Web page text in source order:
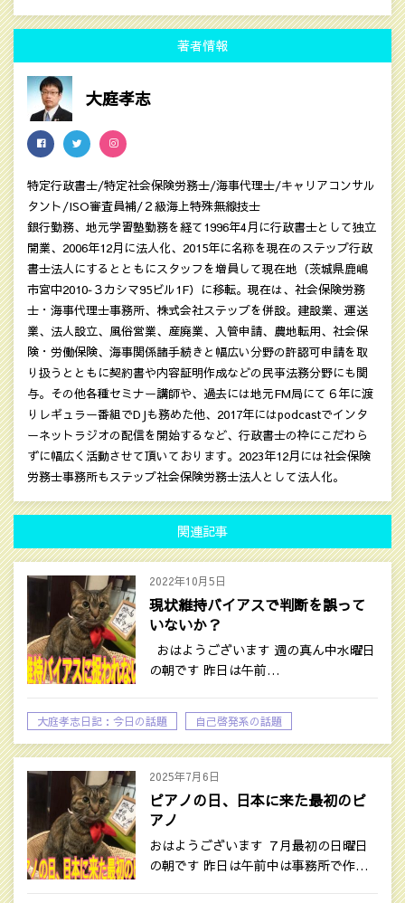
著者情報
大庭孝志
特定行政書士/特定社会保険労務士/海事代理士/キャリアコンサル
タント/ISO審査員補/２級海上特殊無線技士
銀行勤務、地元学習塾勤務を経て1996年4月に行政書士として独立
開業、2006年12月に法人化、2015年に名称を現在のステップ行政
書士法人にするとともにスタッフを増員して現在地（茨城県鹿嶋
市宮中2010‐３カシマ95ビル1F）に移転。現在は、社会保険労務
士・海事代理士事務所、株式会社ステップを併設。建設業、運送
業、法人設立、風俗営業、産廃業、入管申請、農地転用、社会保
険・労働保険、海事関係諸手続きと幅広い分野の許認可申請を取
り扱うとともに契約書や内容証明作成などの民亊法務分野にも関
与。その他各種セミナー講師や、過去には地元FM局にて６年に渡
りレギュラー番組でDJも務めた他、2017年にはpodcastでインタ
ーネットラジオの配信を開始するなど、行政書士の枠にこだわら
ずに幅広く活動させて頂いております。2023年12月には社会保険
労務士事務所もステップ社会保険労務士法人として法人化。
関連記事
2022年10月5日
現状維持バイアスで判断を誤って
いないか？
おはようございます 週の真ん中水曜日
の朝です 昨日は午前…
大庭孝志日記：今日の話題 自己啓発系の話題
2025年7月6日
ピアノの日、日本に来た最初のピ
アノ
おはようございます ７月最初の日曜日
の朝です 昨日は午前中は事務所で作…